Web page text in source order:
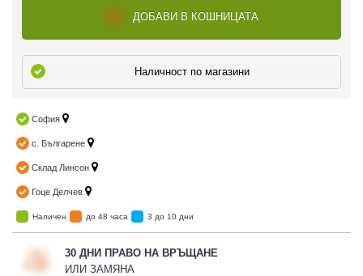
ДОБАВИ В КОШНИЦАТА
Наличност по магазини
София
с. Българене
Склад Линсон
Гоце Делчев
Наличен до 48 часа 3 до 10 дни
30 ДНИ ПРАВО НА ВРЪЩАНЕ
ИЛИ ЗАМЯНА